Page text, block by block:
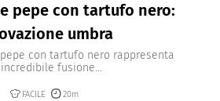
pepe con tartufo nero:
umbra
con tartufo nero rappresenta
fusione...
FACILE 20m